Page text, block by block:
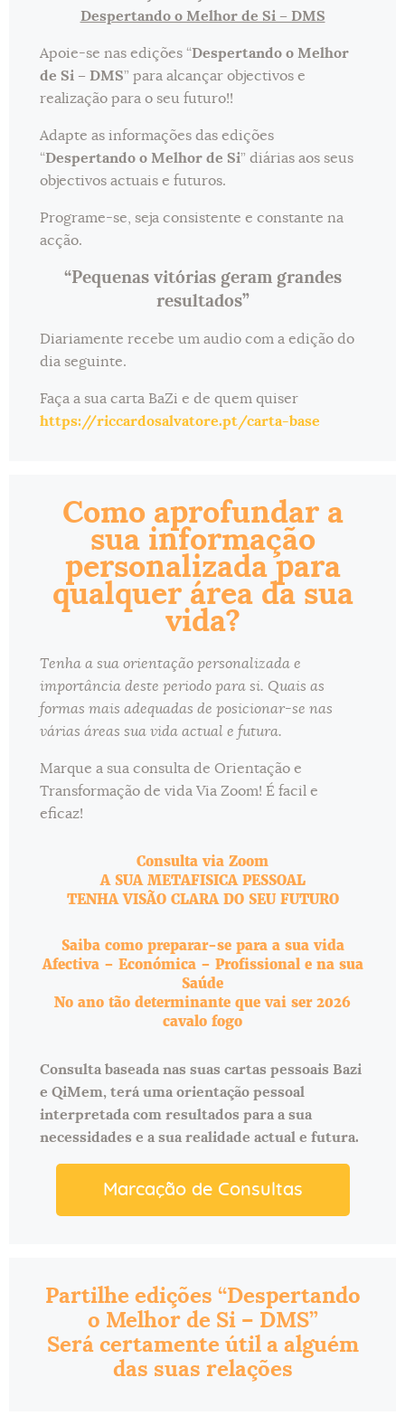
Despertando o Melhor de Si – DMS
Apoie-se nas edições “Despertando o Melhor
de Si – DMS” para alcançar objectivos e
realização para o seu futuro!!
Adapte as informações das edições
“Despertando o Melhor de Si” diárias aos seus
objectivos actuais e futuros.
Programe-se, seja consistente e constante na
acção.
“Pequenas vitórias geram grandes
resultados”
Diariamente recebe um audio com a edição do
dia seguinte.
Faça a sua carta BaZi e de quem quiser
https://riccardosalvatore.pt/carta-base
Como aprofundar a
sua informação
personalizada para
qualquer área da sua
vida?
Tenha a sua orientação personalizada e
importância deste periodo para si. Quais as
formas mais adequadas de posicionar-se nas
várias áreas sua vida actual e futura.
Marque a sua consulta de Orientação e
Transformação de vida Via Zoom! É facil e
eficaz!
Consulta via Zoom
A SUA METAFISICA PESSOAL
TENHA VISÃO CLARA DO SEU FUTURO
Saiba como preparar-se para a sua vida
Afectiva – Económica – Profissional e na sua
Saúde
No ano tão determinante que vai ser 2026
cavalo fogo
Consulta baseada nas suas cartas pessoais Bazi
e QiMem, terá uma orientação pessoal
interpretada com resultados para a sua
necessidades e a sua realidade actual e futura.
Marcação de Consultas
Partilhe edições “Despertando
o Melhor de Si – DMS”
Será certamente útil a alguém
das suas relações